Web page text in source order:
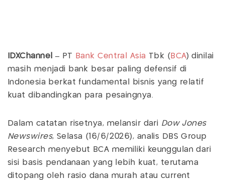
IDXChannel – PT Bank Central Asia Tbk ( BCA) dinilai
masih menjadi bank besar paling defensif di
Indonesia berkat fundamental bisnis yang relatif
kuat dibandingkan para pesaingnya.
Dalam catatan risetnya, melansir dari Dow Jones
Newswires, Selasa (16/6/2026), analis DBS Group
Research menyebut BCA memiliki keunggulan dari
sisi basis pendanaan yang lebih kuat, terutama
ditopang oleh rasio dana murah atau current